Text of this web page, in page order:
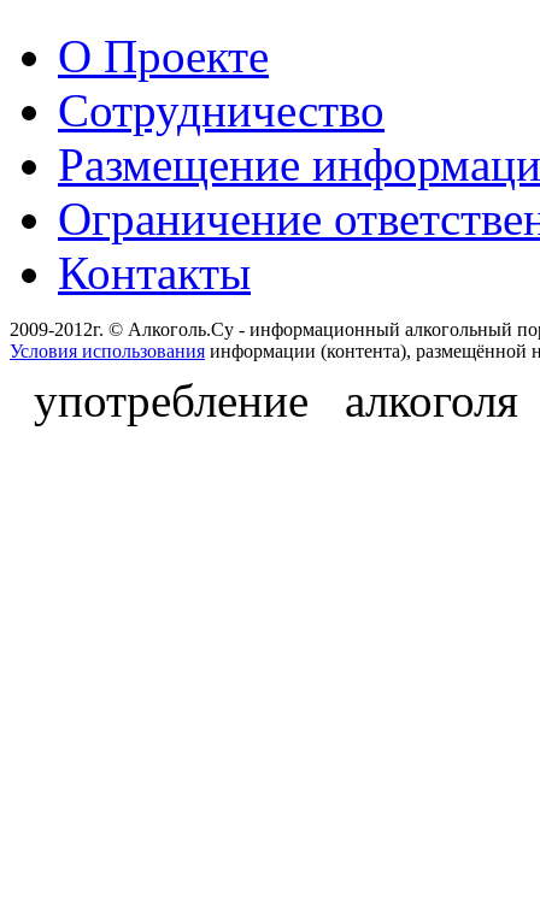
О Проекте
Сотрудничество
Размещение
Ограничение
Контакты
2009-2012г. © Алкоголь.Су - информационный алкогольный
Условия использования информации (контента), размещённой
употребление